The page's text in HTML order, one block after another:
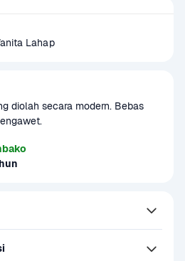
Lahap
diolah secara modern. Bebas